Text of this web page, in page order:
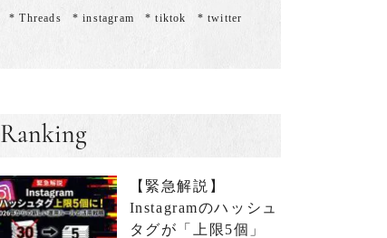
* Threads * instagram * tiktok * twitter
Ranking
【緊急解説】
Instagramのハッシュ
タグが「上限5個」